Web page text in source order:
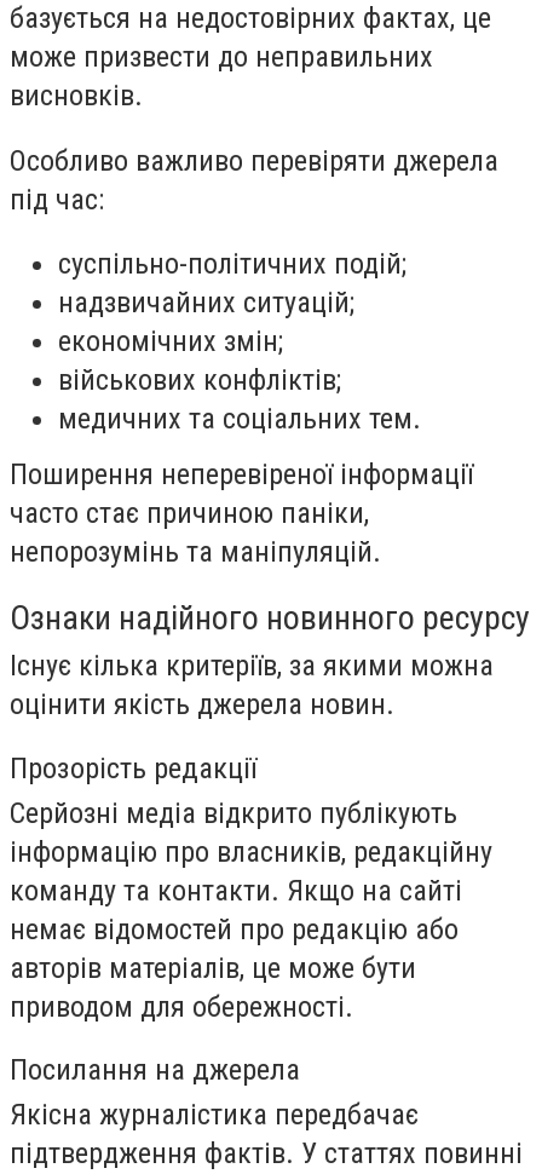
базується на недостовірних фактах, це
може призвести до неправильних
висновків.
Особливо важливо перевіряти джерела
під час:
суспільно-політичних подій;
надзвичайних ситуацій;
економічних змін;
військових конфліктів;
медичних та соціальних тем.
Поширення неперевіреної інформації
часто стає причиною паніки,
непорозумінь та маніпуляцій.
Ознаки надійного новинного ресурсу
Існує кілька критеріїв, за якими можна
оцінити якість джерела новин.
Прозорість редакції
Серйозні медіа відкрито публікують
інформацію про власників, редакційну
команду та контакти. Якщо на сайті
немає відомостей про редакцію або
авторів матеріалів, це може бути
приводом для обережності.
Посилання на джерела
Якісна журналістика передбачає
підтвердження фактів. У статтях повинні